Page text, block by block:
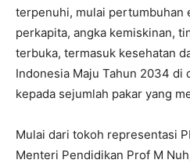
terpenuhi, mulai pertumbuhan
perkapita, angka kemiskinan,
terbuka, termasuk kesehatan
Indonesia Maju Tahun 2034 di
kepada sejumlah pakar yang
Mulai dari tokoh representasi
Menteri Pendidikan Prof M